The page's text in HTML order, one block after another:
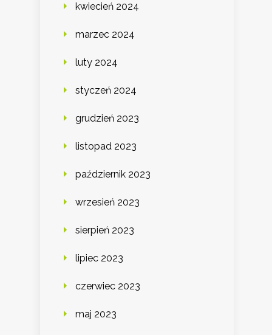
kwiecień 2024
marzec 2024
luty 2024
styczeń 2024
grudzień 2023
listopad 2023
październik 2023
wrzesień 2023
sierpień 2023
lipiec 2023
czerwiec 2023
maj 2023